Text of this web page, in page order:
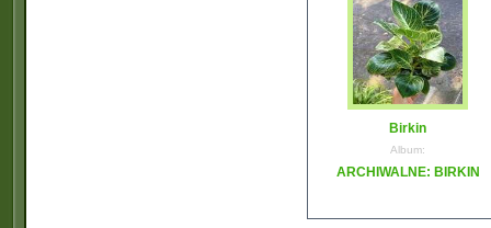
Birkin
Album:
ARCHIWALNE: BIRKIN